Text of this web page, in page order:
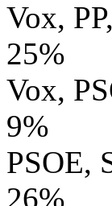
Vox,
25%
Vox,
9%
PSOE,
26%